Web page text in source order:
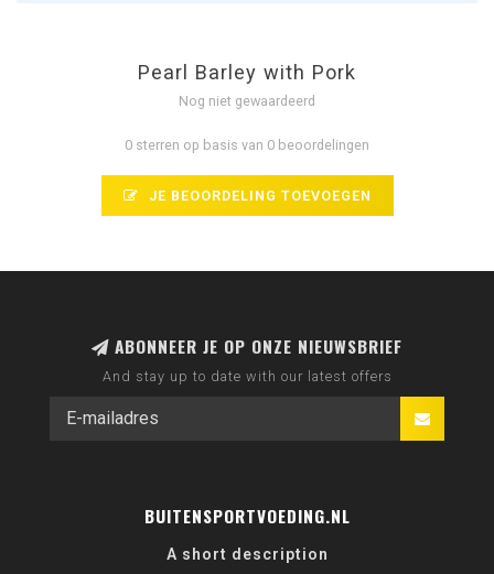
Pearl Barley with Pork
Nog niet gewaardeerd
0 sterren op basis van 0 beoordelingen
JE BEOORDELING TOEVOEGEN
ABONNEER JE OP ONZE NIEUWSBRIEF
And stay up to date with our latest offers
BUITENSPORTVOEDING.NL
A short description